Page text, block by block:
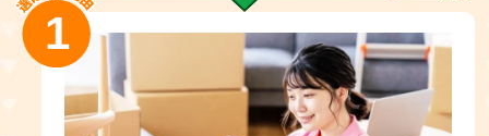
1